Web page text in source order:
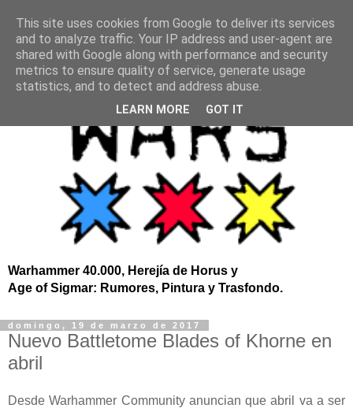
Warhammer 40.000, Herejía de Horus y
Age of Sigmar: Rumores, Pintura y Trasfondo.
domingo, 19 de marzo de 2017
Nuevo Battletome Blades of Khorne en
abril
Desde Warhammer Community anuncian que abril va a ser
This site uses cookies from Google to deliver its services
and to analyze traffic. Your IP address and user-agent are
shared with Google along with performance and security
metrics to ensure quality of service, generate usage
statistics, and to detect and address abuse.
LEARN MORE GOT IT